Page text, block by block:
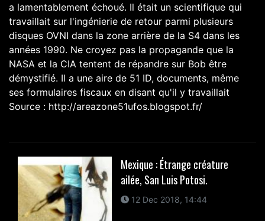
a lamentablement échoué. Il était un scientifique qui
travaillait sur ​​l'ingénierie de retour parmi plusieurs
disques OVNI dans la zone arrière de la S4 dans les
années 1990. Ne croyez pas la propagande que la
NASA et la CIA tentent de répandre sur Bob être
démystifié. Il a une aire de 51 ID, documents, même
ses formulaires fiscaux en disant qu'il y travaillait
Source : http://areazone51ufos.blogspot.fr/
Mexique : Étrange créature
ailée, San Luis Potosi.
12 Dec 2018, 14:44